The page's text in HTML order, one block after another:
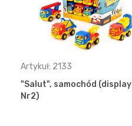
Artykuł: 2133
"Salut", samochód (display
Nr2)